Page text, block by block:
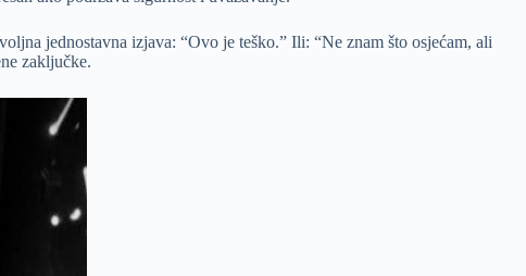
jednostavna izjava: “Ovo je teško.” Ili: “Ne znam što osjećam, ali
zaključke.